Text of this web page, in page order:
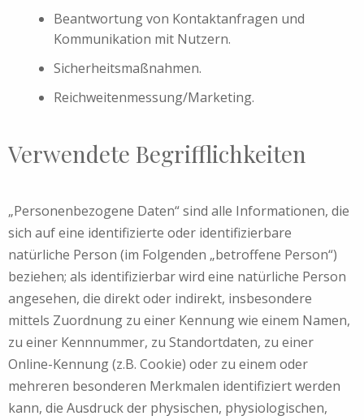
Beantwortung von Kontaktanfragen und
Kommunikation mit Nutzern.
Sicherheitsmaßnahmen.
Reichweitenmessung/Marketing.
Verwendete Begrifflichkeiten
„Personenbezogene Daten“ sind alle Informationen, die
sich auf eine identifizierte oder identifizierbare
natürliche Person (im Folgenden „betroffene Person“)
beziehen; als identifizierbar wird eine natürliche Person
angesehen, die direkt oder indirekt, insbesondere
mittels Zuordnung zu einer Kennung wie einem Namen,
zu einer Kennnummer, zu Standortdaten, zu einer
Online-Kennung (z.B. Cookie) oder zu einem oder
mehreren besonderen Merkmalen identifiziert werden
kann, die Ausdruck der physischen, physiologischen,